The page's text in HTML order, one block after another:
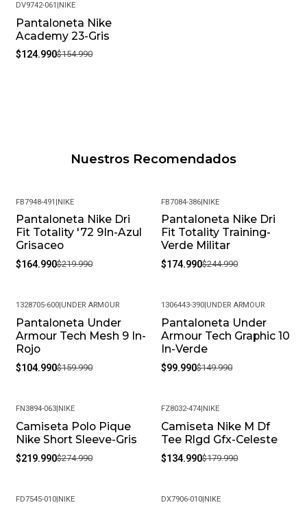
-19%
DV9742-061 NIKE
Pantaloneta Nike
Academy 23-Gris
$124.990$154.990
Nuestros Recomendados
-25%
FB7948-491 |NIKE
Pantaloneta Nike Dri
Fit Totality '72 9In-Azul
Grisaceo
$164.990$219.990
-29%
FB7084-386|NIKE
Pantaloneta Nike Dri
Fit Totality Training-
Verde Militar
$174.990$244.990
-34%
1328705-600| UNDER ARMOUR
Pantaloneta Under
Armour Tech Mesh 9 In-
Rojo
$104.990$159.990
-33%
1306443-390 UNDER ARMOUR
Pantaloneta Under
Armour Tech Graphic 10
In-Verde
$99.990$149.990
-20%
FN3894-063| NIKE
Camiseta Polo Pique
Nike Short Sleeve-Gris
$219.990$274.990
-25%
FZ8032-474 NIKE
Camiseta Nike M Df
Tee Rlgd Gfx-Celeste
$134.990$179.990
FD7545-010| NIKE DX7906-010 NIKE